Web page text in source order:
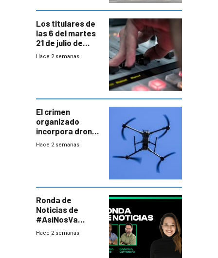
Los titulares de
las 6 del martes
21 de julio de
2026
Hace 2 semanas
El crimen
organizado
incorpora drones
y abre un nuevo
Hace 2 semanas
Ronda de
Noticias de
#AsíNosVa
(20/7/26)
Hace 2 semanas